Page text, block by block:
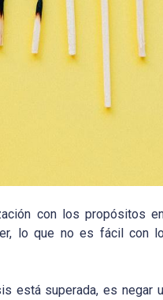
con los propósitos
lo que no es fácil con
está superada, es